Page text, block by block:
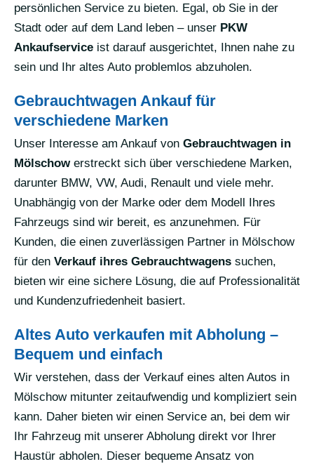
persönlichen Service zu bieten. Egal, ob Sie in der
Stadt oder auf dem Land leben – unser PKW
Ankaufservice ist darauf ausgerichtet, Ihnen nahe zu
sein und Ihr altes Auto problemlos abzuholen.
Gebrauchtwagen Ankauf für
verschiedene Marken
Unser Interesse am Ankauf von Gebrauchtwagen in
Mölschowerstreckt sich über verschiedene Marken,
darunter BMW, VW, Audi, Renault und viele mehr.
Unabhängig von der Marke oder dem Modell Ihres
Fahrzeugs sind wir bereit, es anzunehmen. Für
Kunden, die einen zuverlässigen Partner in Mölschow
für den Verkauf ihres Gebrauchtwagens suchen,
bieten wir eine sichere Lösung, die auf Professionalität
und Kundenzufriedenheit basiert.
Altes Auto verkaufen mit Abholung –
Bequem und einfach
Wir verstehen, dass der Verkauf eines alten Autos in
Mölschow mitunter zeitaufwendig und kompliziert sein
kann. Daher bieten wir einen Service an, bei dem wir
Ihr Fahrzeug mit unserer Abholung direkt vor Ihrer
Haustür abholen. Dieser bequeme Ansatz von